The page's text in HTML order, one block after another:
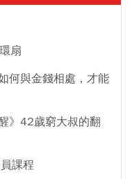
扇
何與金錢相處，才能
》42歲窮大叔的翻
課程